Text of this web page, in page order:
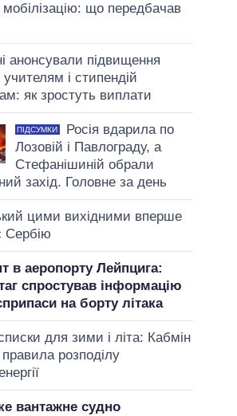
мобілізацію: що передбачав
анонсували підвищення
і стипендій
як зростуть виплати
ПІДСУМКИ
Росія вдарила по
Лозовій і Павлограду, а
Стефанішиній обрали
захід. Головне за день
цими вихідними вперше
Сербію
в аеропорту Лейпцига:
спростував інформацію
на борту літака
для зими і літа: Кабмін
розподілу
вантажне судно